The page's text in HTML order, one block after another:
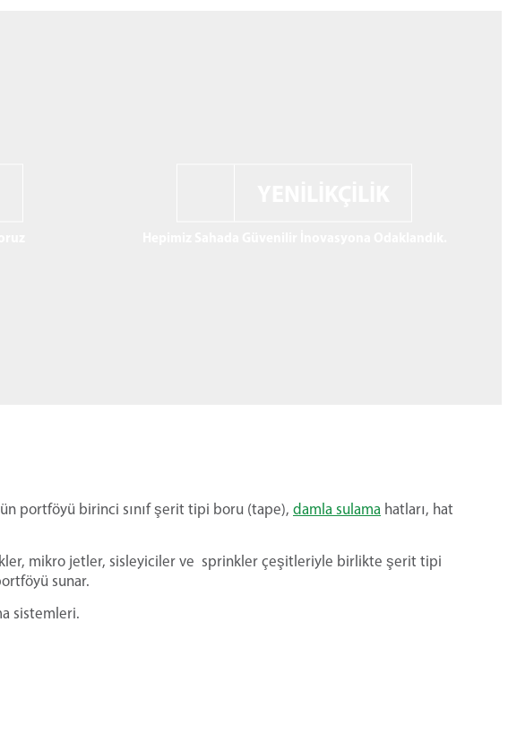
portföyü birinci sınıf şerit tipi boru (tape), damla sulama hatları, hat
mikro jetler, sisleyiciler ve sprinkler çeşitleriyle birlikte şerit tipi
sunar.
sistemleri.